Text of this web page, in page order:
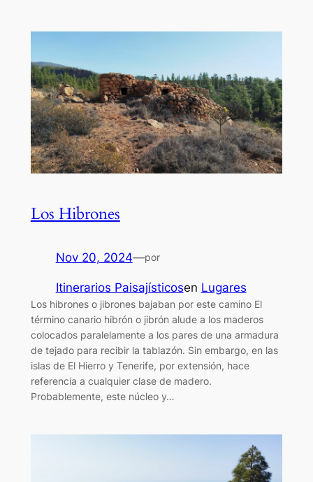
Los Hibrones
Nov 20, 2024—por
Itinerarios Paisajísticosen Lugares
Los hibrones o jibrones bajaban por este camino El
término canario hibrón o jibrón alude a los maderos
colocados paralelamente a los pares de una armadura
de tejado para recibir la tablazón. Sin embargo, en las
islas de El Hierro y Tenerife, por extensión, hace
referencia a cualquier clase de madero.
Probablemente, este núcleo y…